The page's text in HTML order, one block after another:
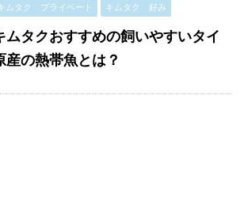
ムタク プライベート キムタク 好み
ムタクおすすめの飼いやすいタイ
産の熱帯魚とは？